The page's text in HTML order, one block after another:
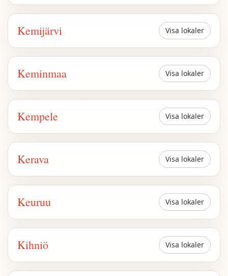
Kemijärvi Visa lokaler
Keminmaa Visa lokaler
Kempele Visa lokaler
Kerava Visa lokaler
Keuruu Visa lokaler
Kihniö Visa lokaler